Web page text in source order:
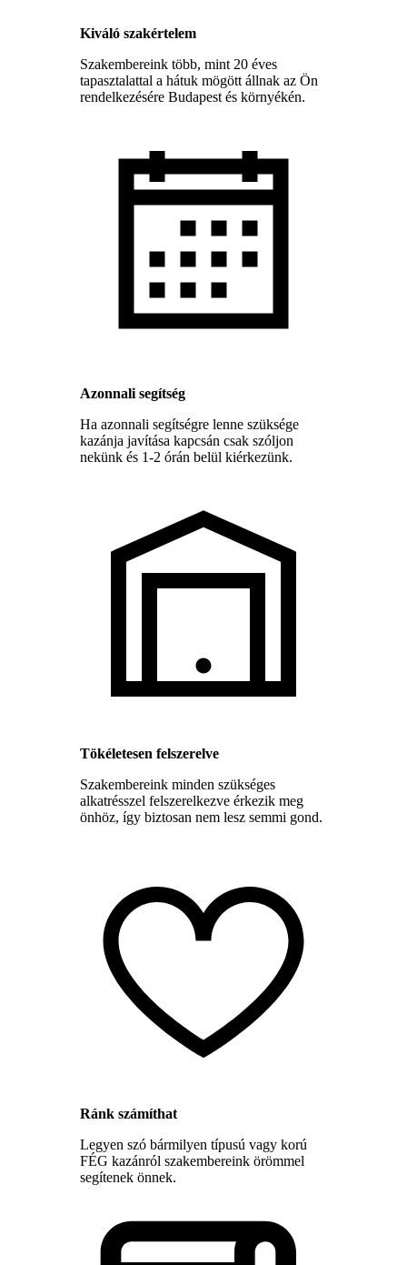
Kiváló szakértelem
Szakembereink több, mint 20 éves
tapasztalattal a hátuk mögött állnak az Ön
rendelkezésére Budapest és környékén.
Azonnali segítség
Ha azonnali segítségre lenne szüksége
kazánja javítása kapcsán csak szóljon
nekünk és 1-2 órán belül kiérkezünk.
Tökéletesen felszerelve
Szakembereink minden szükséges
alkatrésszel felszerelkezve érkezik meg
önhöz, így biztosan nem lesz semmi gond.
Ránk számíthat
Legyen szó bármilyen típusú vagy korú
FÉG kazánról szakembereink örömmel
segítenek önnek.